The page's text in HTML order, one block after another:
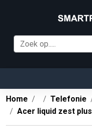
Home Telefonie
Acer liquid zest plus